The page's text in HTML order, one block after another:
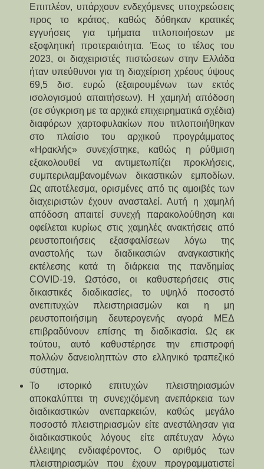
Επιπλέον, υπάρχουν ενδεχόμενες υποχρεώσεις
προς το κράτος, καθώς δόθηκαν κρατικές
εγγυήσεις για τμήματα τιτλοποιήσεων με
εξοφλητική προτεραιότητα. Έως το τέλος του
2023, οι διαχειριστές πιστώσεων στην Ελλάδα
ήταν υπεύθυνοι για τη διαχείριση χρέους ύψους
69,5 δισ. ευρώ (εξαιρουμένων των εκτός
ισολογισμού απαιτήσεων). Η χαμηλή απόδοση
(σε σύγκριση με τα αρχικά επιχειρηματικά σχέδια)
διαφόρων χαρτοφυλακίων που τιτλοποιήθηκαν
στο πλαίσιο του αρχικού προγράμματος
«Ηρακλής» συνεχίστηκε, καθώς η ρύθμιση
εξακολουθεί να αντιμετωπίζει προκλήσεις,
συμπεριλαμβανομένων δικαστικών εμποδίων.
Ως αποτέλεσμα, ορισμένες από τις αμοιβές των
διαχειριστών έχουν ανασταλεί. Αυτή η χαμηλή
απόδοση απαιτεί συνεχή παρακολούθηση και
οφείλεται κυρίως στις χαμηλές ανακτήσεις από
ρευστοποιήσεις εξασφαλίσεων λόγω της
αναστολής των διαδικασιών αναγκαστικής
εκτέλεσης κατά τη διάρκεια της πανδημίας
COVID-19. Ωστόσο, οι καθυστερήσεις στις
δικαστικές διαδικασίες, το υψηλό ποσοστό
ανεπιτυχών πλειστηριασμών και η μη
ρευστοποιήσιμη δευτερογενής αγορά ΜΕΔ
επιβραδύνουν επίσης τη διαδικασία. Ως εκ
τούτου, αυτό καθυστέρησε την επιστροφή
πολλών δανειοληπτών στο ελληνικό τραπεζικό
σύστημα.
Το ιστορικό επιτυχών πλειστηριασμών
αποκαλύπτει τη συνεχιζόμενη ανεπάρκεια των
διαδικαστικών ανεπαρκειών, καθώς μεγάλο
ποσοστό πλειστηριασμών είτε ανεστάλησαν για
διαδικαστικούς λόγους είτε απέτυχαν λόγω
έλλειψης ενδιαφέροντος. Ο αριθμός των
πλειστηριασμών που έχουν προγραμματιστεί